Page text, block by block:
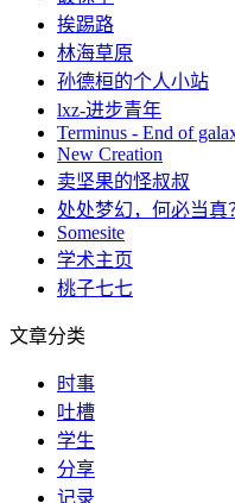
挨踢路
林海草原
孙德桓的个人小站
lxz-进步青年
Terminus - End of
New Creation
卖坚果的怪叔叔
处处梦幻，何必当真
Somesite
学术主页
桃子七七
文章分类
时事
吐槽
学生
分享
记录